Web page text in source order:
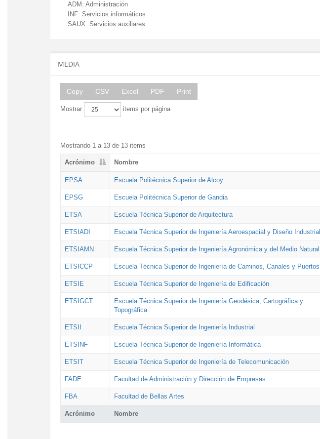
ADM: Administración
INF: Servicios informáticos
SAUX: Servicios auxiliares
MEDIA
Copy CSV Excel PDF Print
Mostrar items por página
Mostrando 1 a 13 de 13 items
Acrónimo Nombre
Acrónimo Nombre
EPSA Escuela Politécnica Superior de Alcoy
EPSG Escuela Politécnica Superior de Gandia
ETSA Escuela Técnica Superior de Arquitectura
ETSIADI Escuela Técnica Superior de Ingeniería Aeroespacial y Diseño Industrial
ETSIAMN Escuela Técnica Superior de Ingeniería Agronómica y del Medio Natural
ETSICCP Escuela Técnica Superior de Ingeniería de Caminos, Canales y Puertos
ETSIE Escuela Técnica Superior de Ingeniería de Edificación
ETSIGCT
Escuela Técnica Superior de Ingeniería Geodésica, Cartográfica y
Topográfica
ETSII Escuela Técnica Superior de Ingeniería Industrial
ETSINF Escuela Técnica Superior de Ingeniería Informática
ETSIT Escuela Técnica Superior de Ingeniería de Telecomunicación
FADE Facultad de Administración y Dirección de Empresas
FBA Facultad de Bellas Artes